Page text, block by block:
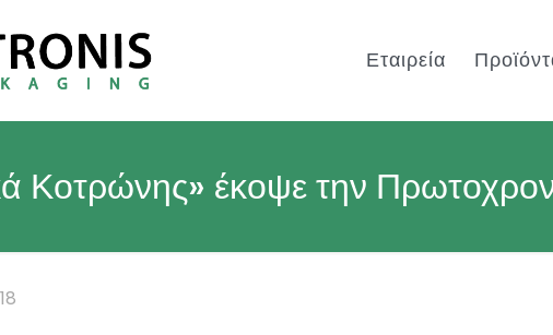
Εταιρεία
Κοτρώνης» έκοψε την